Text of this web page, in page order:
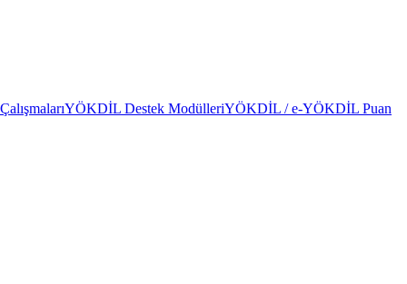
YÖKDİL Destek ModülleriYÖKDİL / e-YÖKDİL Puan